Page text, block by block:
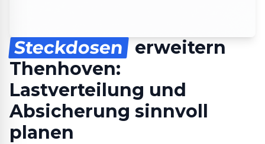
Steckdosen
erweitern
Thenhoven:
Lastverteilung und
Absicherung sinnvoll
planen